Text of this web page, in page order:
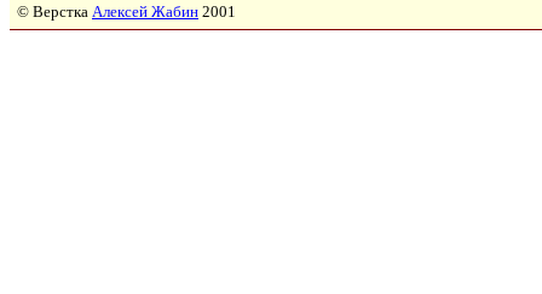
© Верстка Алексей Жабин 2001